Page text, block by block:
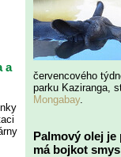
a
červencového
parku Kaziranga,
Mongabay.
Palmový olej
má bojkot